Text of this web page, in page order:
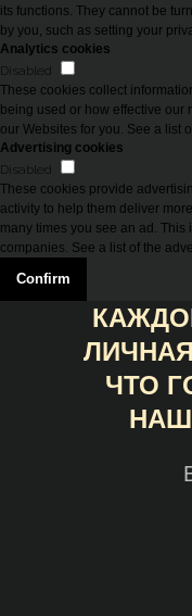
its functions. They cannot be
by you, such as setting your
Analytics cookies
Disabled
These cookies collect
being used or how effective our
our Websites for you. See a list
Advertising cookies
Disabled
These cookies provide
activity to help them deliver
many times you see an ad.
companies. See a list of the
Confirm
ЧТО